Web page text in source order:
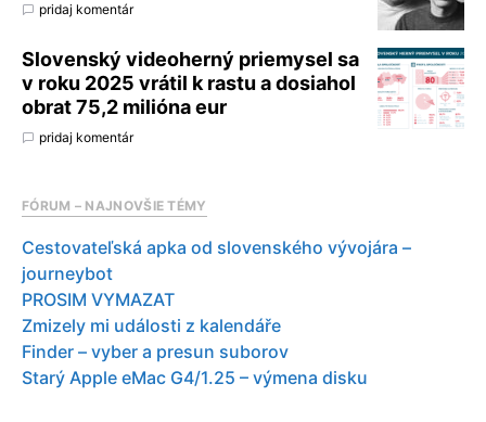
pridaj komentár
Slovenský videoherný priemysel sa
v roku 2025 vrátil k rastu a dosiahol
obrat 75,2 milióna eur
pridaj komentár
FÓRUM – NAJNOVŠIE TÉMY
Cestovateľská apka od slovenského vývojára –
journeybot
PROSIM VYMAZAT
Zmizely mi události z kalendáře
Finder – vyber a presun suborov
Starý Apple eMac G4/1.25 – výmena disku